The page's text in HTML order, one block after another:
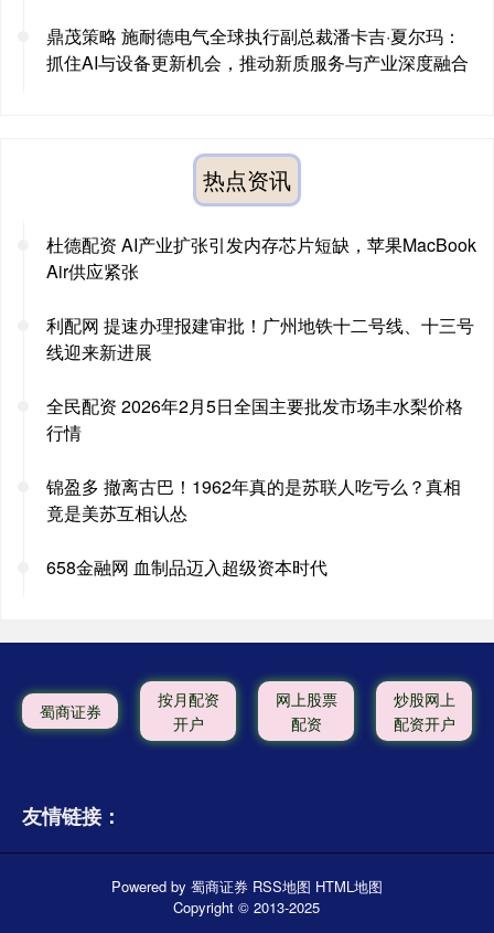
鼎茂策略 施耐德电气全球执行副总裁潘卡吉·夏尔玛：
抓住AI与设备更新机会，推动新质服务与产业深度融合
热点资讯
杜德配资 AI产业扩张引发内存芯片短缺，苹果MacBook
Air供应紧张
利配网 提速办理报建审批！广州地铁十二号线、十三号
线迎来新进展
全民配资 2026年2月5日全国主要批发市场丰水梨价格
行情
锦盈多 撤离古巴！1962年真的是苏联人吃亏么？真相
竟是美苏互相认怂
658金融网 血制品迈入超级资本时代
蜀商证券
按月配资
开户
网上股票
配资
炒股网上
配资开户
友情链接：
Powered by 蜀商证券 RSS地图 HTML地图
Copyright© 2013-2025